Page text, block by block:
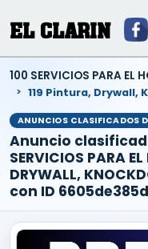
EL CLARIN
100 SERVICIOS PARA EL
119 Pintura, Drywall,
ANUNCIOS CLASIFICADOS
Anuncio
SERVICIOS PARA
DRYWALL,
con ID